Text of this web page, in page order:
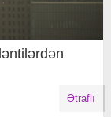
Ətraflı